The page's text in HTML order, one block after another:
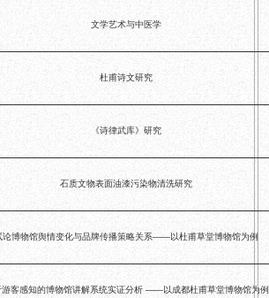
文学艺术与中医学
杜甫诗文研究
《诗律武库》研究
石质文物表面油漆污染物清洗研究
论博物馆舆情变化与品牌传播策略关系——以杜甫草堂博物馆为例
游客感知的博物馆讲解系统实证分析 ——以成都杜甫草堂博物馆为例